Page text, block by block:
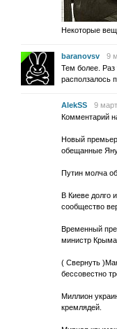
Некоторые
baranovsv
9
Тем более. Раз
расползалось
AlekSS
9
Комментарий
Новый
обещанные
Путин молча
В Киеве долго
сообщество
Временный
министр
( Свернуть
бессовестно
Миллион
кремлядей.